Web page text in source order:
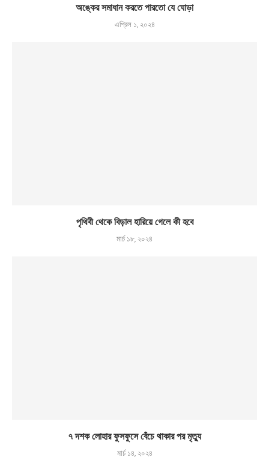
অঙ্কের সমাধান করতে পারতো যে ঘোড়া
এপ্রিল ১, ২০২৪
পৃথিবী থেকে বিড়াল হারিয়ে গেলে কী হবে
মার্চ ১৮, ২০২৪
৭ দশক লোহার ফুসফুসে বেঁচে থাকার পর মৃত্যু
মার্চ ১৪, ২০২৪